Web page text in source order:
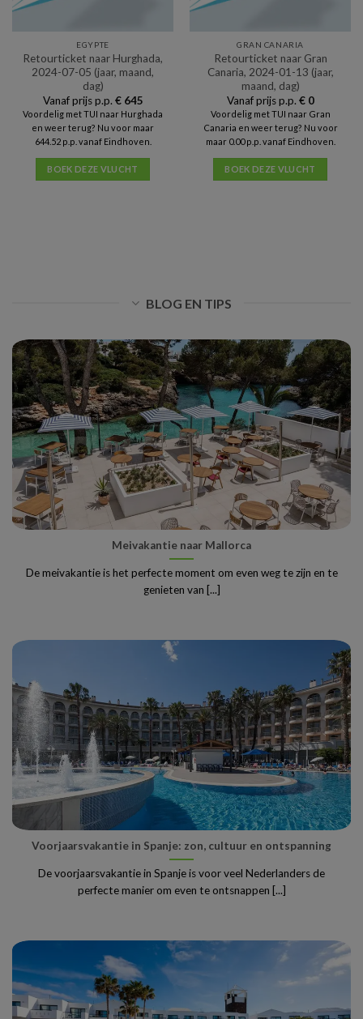
EGYPTE
Retourticket naar Hurghada,
2024-07-05 (jaar, maand,
dag)
Vanaf prijs p.p. €645
Voordelig met TUI naar Hurghada
en weer terug? Nu voor maar
644.52 p.p. vanaf Eindhoven.
BOEK DEZE VLUCHT
GRAN CANARIA
Retourticket naar Gran
Canaria, 2024-01-13 (jaar,
maand, dag)
Vanaf prijs p.p. €0
Voordelig met TUI naar Gran
Canaria en weer terug? Nu voor
maar 0.00 p.p. vanaf Eindhoven.
BOEK DEZE VLUCHT
BLOG EN TIPS
Meivakantie naar Mallorca
De meivakantie is het perfecte moment om even weg te zijn en te
genieten van [...]
Voorjaarsvakantie in Spanje: zon, cultuur en ontspanning
De voorjaarsvakantie in Spanje is voor veel Nederlanders de
perfecte manier om even te ontsnappen [...]